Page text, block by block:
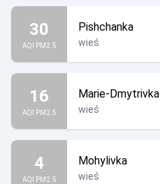
30
AQI PM2.5
Pishchanka
wieś
16
AQI PM2.5
Marie-Dmytrivka
wieś
4
AQI PM2.5
Mohylivka
wieś